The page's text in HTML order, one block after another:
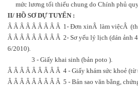
mức lương tối thiểu chung do Chính phủ
II/ HỒ SƠ DỰ TUYỂN :
Â Â Â Â Â Â Â Â Â 1- Đơn xinÂ làm việcÂ
Â Â Â Â Â Â Â Â Â 2- Sơ yếu lý lịch (dán ảnh
6/2010).
3 - Giấy khai sinh (bản poto ).
Â Â Â Â Â Â Â Â Â 4 - Giấy khám sức khoẻ
Â Â Â Â Â Â Â Â Â 5 - Bản sao văn bằng,